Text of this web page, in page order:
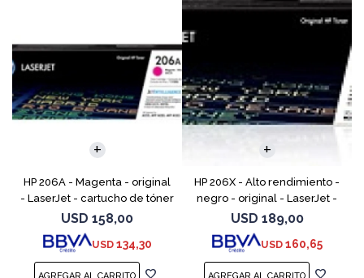
HP 206A - Magenta - original
- LaserJet - cartucho de tóner
(W2113A) - para Color
LaserJet Pro M255, M283, MFP
M282, MFP M283
USD 158,00
USD 134,30
HP 206X - Alto rendimiento -
negro - original - LaserJet -
cartucho de tóner (W2110X) -
para Color LaserJet Pro M255,
M283, MFP
USD 189,00
USD 160,65